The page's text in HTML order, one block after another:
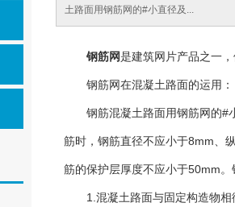
土路面用钢筋网的#小直径及...
钢筋网是建筑网片产品之一
钢筋网在混凝土路面的运用：
钢筋混凝土路面用钢筋网的#
筋时，钢筋直径不应小于8mm、
筋的保护层厚度不应小于50mm
1.混凝土路面与固定构造物